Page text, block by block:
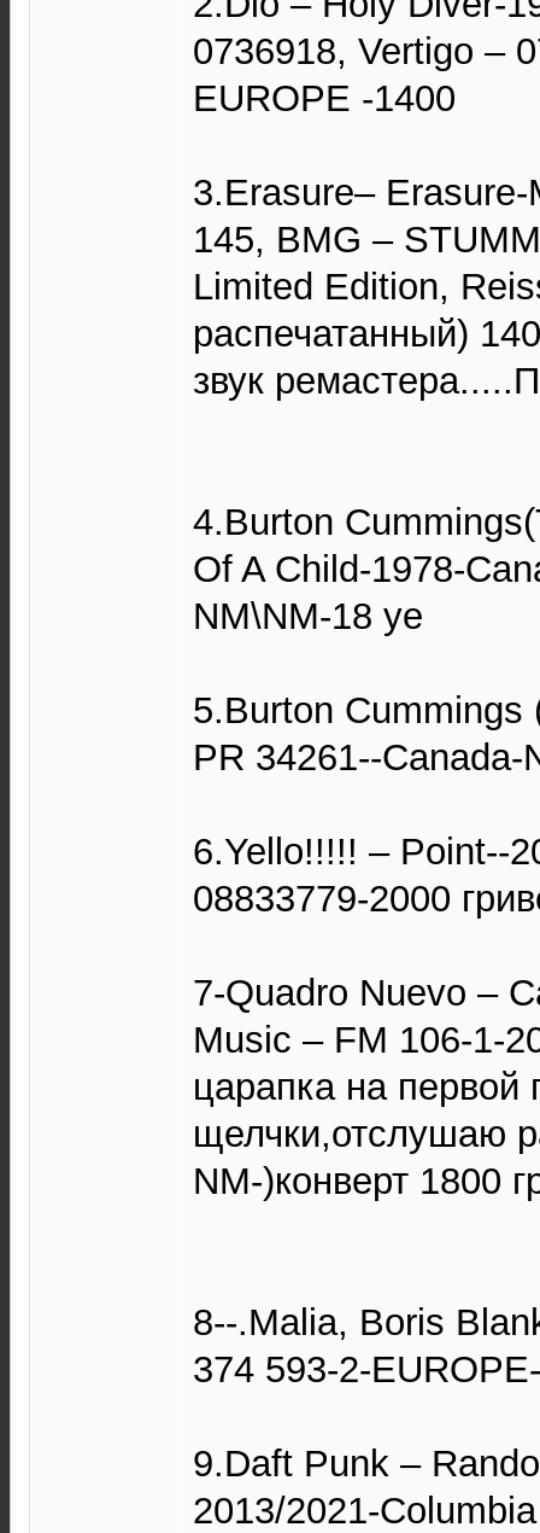
0736918, Vertigo –
EUROPE -1400
3.Erasure‎–
145, BMG ‎–
Limited Edition,
распечатанный)
звук
4.Burton
Of A Child-1978-
NM\NM-18 уе
5.Burton Cummings
PR 34261--
6.Yello!!!!! ‎– Point--
08833779-2000
7-Quadro Nuevo –
Music – FM 106-1-
царапка на первой
щелчки,отслушаю
NM-)конверт 1800
8--.Malia, Boris
374 593-2-
9.Daft Punk ‎–
2013/2021-